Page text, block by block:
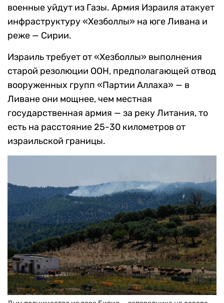
военные уйдут из Газы. Армия Израиля атакует
инфраструктуру «Хезболлы» на юге Ливана и
реже — Сирии.
Израиль требует от «Хезболлы» выполнения
старой резолюции ООН, предполагающей отвод
вооруженных групп «Партии Аллаха» — в
Ливане они мощнее, чем местная
государственная армия — за реку Литания, то
есть на расстояние 25-30 километров от
израильской границы.